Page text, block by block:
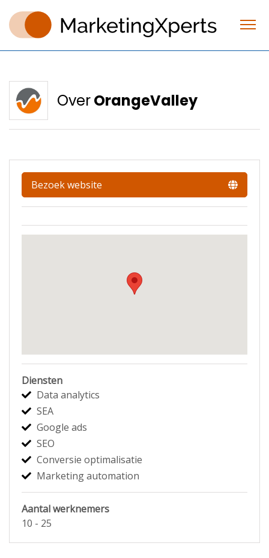
OverOrangeValley
Bezoek website
Diensten
Data analytics
SEA
Google ads
SEO
Conversie optimalisatie
Marketing automation
Aantal werknemers
10 - 25